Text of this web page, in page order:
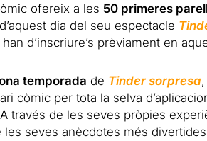
ofereix a les 50 primeres
dia del seu espectacle
d’inscriure’s prèviament en
temporada de Tinder sorpresa
còmic per tota la selva
través de les seves pròpies
les seves anècdotes més